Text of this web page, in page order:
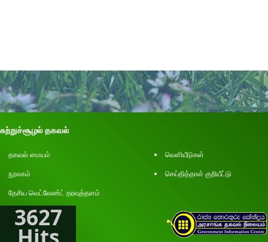
சுற்றுச்சூழல் தகவல்
தகவல் மையம்
வெளியீடுகள்
நூலகம்
செய்தித்தாள் குறியீட்டு
தேசிய வெட்லேண்ட் தரவுத்தளம்
3627